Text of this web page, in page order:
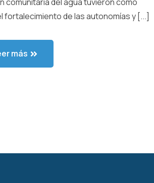
fortalecimiento de las autonomías y [...]
más